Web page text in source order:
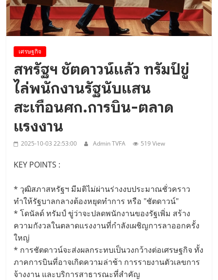
เศรษฐกิจ
สหรัฐฯ ชัตดาวน์แล้ว ทรัมป์ขู่
ไล่พนักงานรัฐนับแสน
สะเทือนศก.การบิน-ตลาด
แรงงาน
2025-10-03 22:53:00 Admin TVFA 519 View
KEY POINTS :
* วุฒิสภาสหรัฐฯ มีมติไม่ผ่านร่างงบประมาณชั่วคราว
ทำให้รัฐบาลกลางต้องหยุดทำการ หรือ "ชัตดาวน์"
* โดนัลด์ ทรัมป์ ขู่ว่าจะปลดพนักงานของรัฐเพิ่ม สร้าง
ความกังวลในตลาดแรงงานที่กำลังเผชิญการลาออกครั้ง
ใหญ่
* การชัตดาวน์จะส่งผลกระทบเป็นวงกว้างต่อเศรษฐกิจ ทั้ง
ภาคการบินที่อาจเกิดความล่าช้า การรายงานตัวเลขการ
จ้างงาน และบริการสาธารณะที่สำคัญ